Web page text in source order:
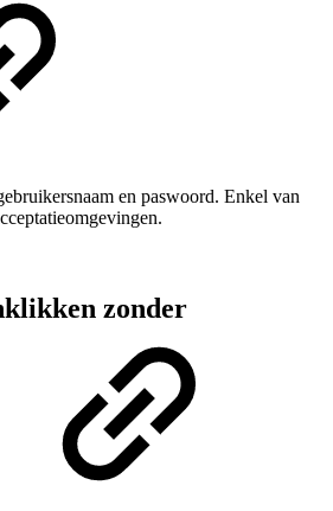
en paswoord. Enkel van
zonder